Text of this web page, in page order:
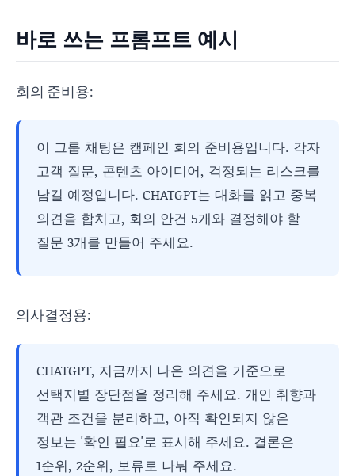
바로 쓰는 프롬프트 예시
회의 준비용:
이 그룹 채팅은 캠페인 회의 준비용입니다. 각자
고객 질문, 콘텐츠 아이디어, 걱정되는 리스크를
남길 예정입니다. CHATGPT는 대화를 읽고 중복
의견을 합치고, 회의 안건 5개와 결정해야 할
질문 3개를 만들어 주세요.
의사결정용:
CHATGPT, 지금까지 나온 의견을 기준으로
선택지별 장단점을 정리해 주세요. 개인 취향과
객관 조건을 분리하고, 아직 확인되지 않은
정보는 '확인 필요'로 표시해 주세요. 결론은
1순위, 2순위, 보류로 나눠 주세요.